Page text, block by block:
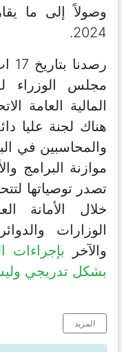
2024.
مجلس الوزراء
المالية العامة
هناك لجنة عليا
والمحاسبين في
موازنة البرامج
تصدر توصياتها
خلال الأمانة
الوزارات
والآخر بإجراءات
بشكل تدريجي
المزيد